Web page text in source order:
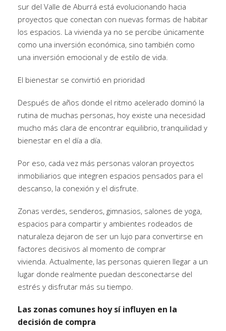
sur del Valle de Aburrá está evolucionando hacia
proyectos que conectan con nuevas formas de habitar
los espacios. La vivienda ya no se percibe únicamente
como una inversión económica, sino también como
una inversión emocional y de estilo de vida.
El bienestar se convirtió en prioridad
Después de años donde el ritmo acelerado dominó la
rutina de muchas personas, hoy existe una necesidad
mucho más clara de encontrar equilibrio, tranquilidad y
bienestar en el día a día.
Por eso, cada vez más personas valoran proyectos
inmobiliarios que integren espacios pensados para el
descanso, la conexión y el disfrute.
Zonas verdes, senderos, gimnasios, salones de yoga,
espacios para compartir y ambientes rodeados de
naturaleza dejaron de ser un lujo para convertirse en
factores decisivos al momento de comprar
vivienda. Actualmente, las personas quieren llegar a un
lugar donde realmente puedan desconectarse del
estrés y disfrutar más su tiempo.
Las zonas comunes hoy sí influyen en la
decisión de compra